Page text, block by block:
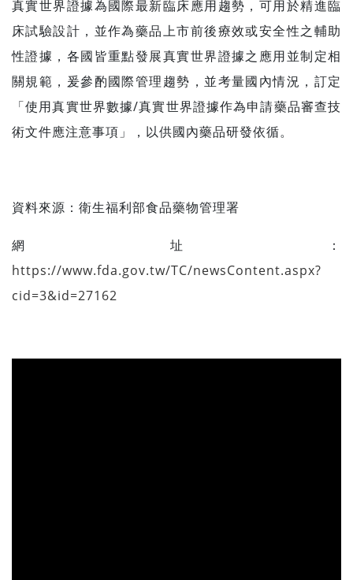
真實世界證據為國際最新臨床應用趨勢，可用於精進臨
床試驗設計，並作為藥品上市前後療效或安全性之輔助
性證據，各國皆重點發展真實世界證據之應用並制定相
關規範，爰參酌國際管理趨勢，並考量國內情況，訂定
「使用真實世界數據/真實世界證據作為申請藥品審查技
術文件應注意事項」，以供國內藥品研發依循。
資料來源： 衛生福利部食品藥物管理署
網址：
https://www.fda.gov.tw/TC/newsContent.aspx?
cid=3&id=27162